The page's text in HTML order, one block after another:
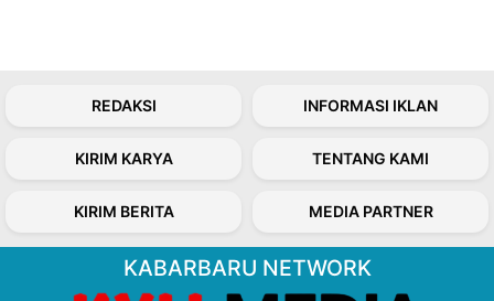
REDAKSI INFORMASI IKLAN
KIRIM KARYA TENTANG KAMI
KIRIM BERITA MEDIA PARTNER
KABARBARU NETWORK